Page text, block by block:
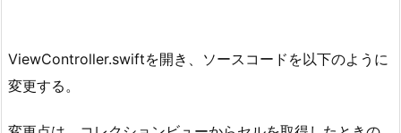
ViewController.swiftを開き、ソースコードを以下のように
変更する。